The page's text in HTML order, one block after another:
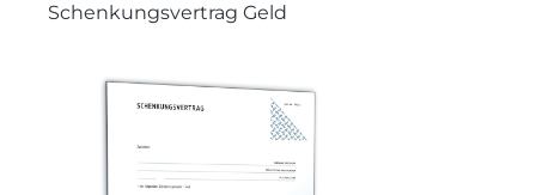
Schenkungsvertrag Geld